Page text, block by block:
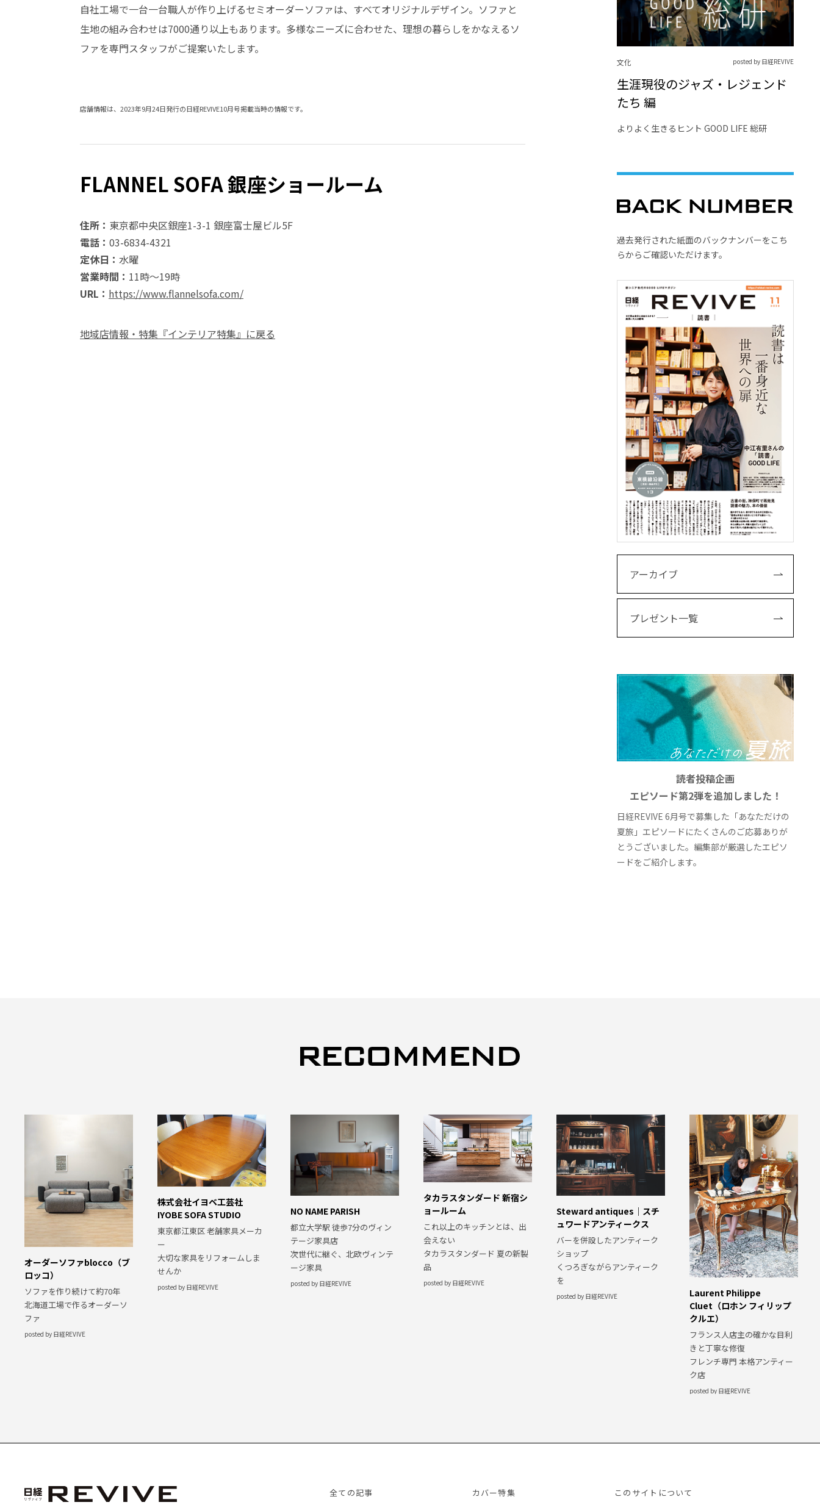
自社工場で一台一台職人が作り上げるセミオーダーソファは、すべてオリジナルデザイン。ソファと
生地の組み合わせは7000通り以上もあります。多様なニーズに合わせた、理想の暮らしをかなえるソ
ファを専門スタッフがご提案いたします。
店舗情報は、2023年9月24日発行の日経REVIVE10月号掲載当時の情報です。
FLANNEL SOFA 銀座ショールーム
住所： 東京都中央区銀座1-3-1 銀座富士屋ビル5F
電話： 03-6834-4321
定休日： 水曜
営業時間： 11時～19時
URL： https://www.flannelsofa.com/
地域店情報・特集『インテリア特集』に戻る
文化 posted by 日経REVIVE
生涯現役のジャズ・レジェンド
たち 編
よりよく生きるヒント GOOD LIFE 総研
過去発行された紙面のバックナンバーをこち
らからご確認いただけます。
アーカイブ
プレゼント一覧
読者投稿企画
エピソード第2弾を追加しました！
日経REVIVE 6月号で募集した「あなただけの
夏旅」エピソードにたくさんのご応募ありが
とうございました。編集部が厳選したエピソ
ードをご紹介します。
オーダーソファblocco（ブ
ロッコ）
ソファを作り続けて約70年
北海道工場で作るオーダーソ
ファ
posted by 日経REVIVE
株式会社イヨベ工芸社
IYOBE SOFA STUDIO
東京都江東区 老舗家具メーカ
ー
大切な家具をリフォームしま
せんか
posted by 日経REVIVE
NO NAME PARISH
都立大学駅 徒歩7分のヴィン
テージ家具店
次世代に継ぐ、北欧ヴィンテ
ージ家具
posted by 日経REVIVE
タカラスタンダード 新宿シ
ョールーム
これ以上のキッチンとは、出
会えない
タカラスタンダード 夏の新製
品
posted by 日経REVIVE
Steward antiques｜スチ
ュワードアンティークス
バーを併設したアンティーク
ショップ
くつろぎながらアンティーク
を
posted by 日経REVIVE
Laurent Philippe
Cluet（ロホン フィリップ
クルエ）
フランス人店主の確かな目利
きと丁寧な修復
フレンチ専門 本格アンティー
ク店
posted by 日経REVIVE
全ての記事 カバー特集 このサイトについて